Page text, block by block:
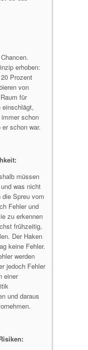
erhoben:
Prozent
von
für
einschlägt,
schon
schon war.
müssen
was nicht
Spreu vom
Fehler und
zu erkennen
frühzeitig,
Der Haken
keine Fehler.
werden
jedoch Fehler
einer
und daraus